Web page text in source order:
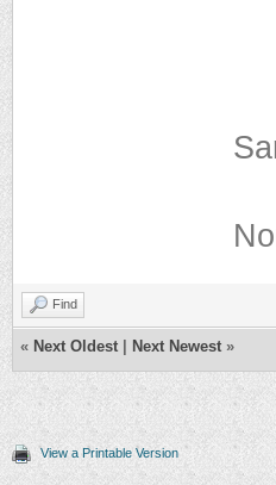
Find
« Next Oldest Next Newest »
View a Printable Version